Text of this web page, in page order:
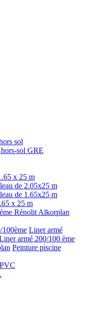
sol
sol GRE
x 25 m
de 2.05x25 m
de 1.65x25 m
x 25 m
Rénolit Alkorplan
Liner armé
armé 200/100 ème
Peinture piscine